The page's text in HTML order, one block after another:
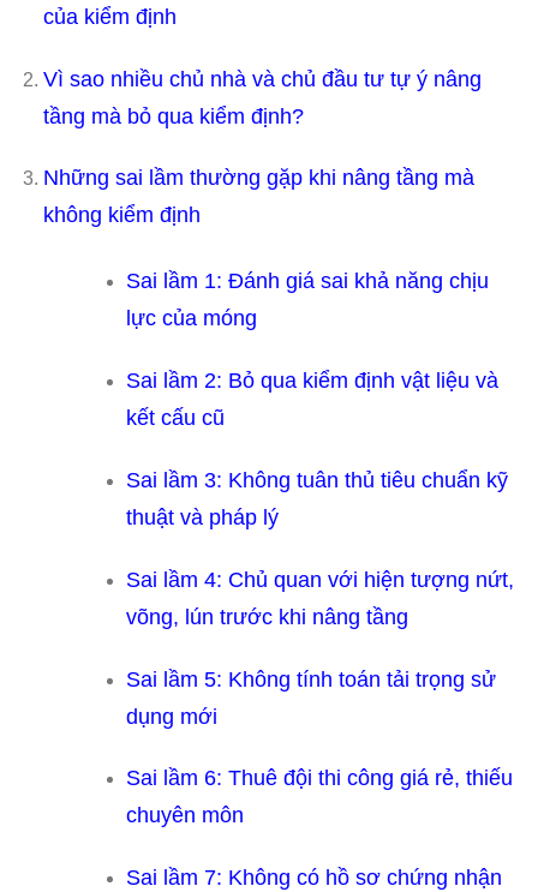
của kiểm định
Vì sao nhiều chủ nhà và chủ đầu tư tự ý nâng
tầng mà bỏ qua kiểm định?
Những sai lầm thường gặp khi nâng tầng mà
không kiểm định
Sai lầm 1: Đánh giá sai khả năng chịu
lực của móng
Sai lầm 2: Bỏ qua kiểm định vật liệu và
kết cấu cũ
Sai lầm 3: Không tuân thủ tiêu chuẩn kỹ
thuật và pháp lý
Sai lầm 4: Chủ quan với hiện tượng nứt,
võng, lún trước khi nâng tầng
Sai lầm 5: Không tính toán tải trọng sử
dụng mới
Sai lầm 6: Thuê đội thi công giá rẻ, thiếu
chuyên môn
Sai lầm 7: Không có hồ sơ chứng nhận